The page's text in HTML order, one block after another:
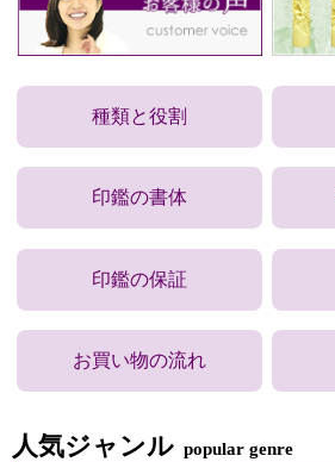
種類と役割
印鑑の書体
印鑑の保証
お買い物の流れ
人気ジャンル popular genre